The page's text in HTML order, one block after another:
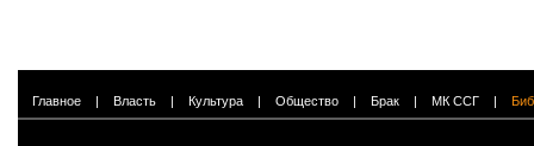
Главное | Власть | Культура | Общество | Брак | МК ССГ |